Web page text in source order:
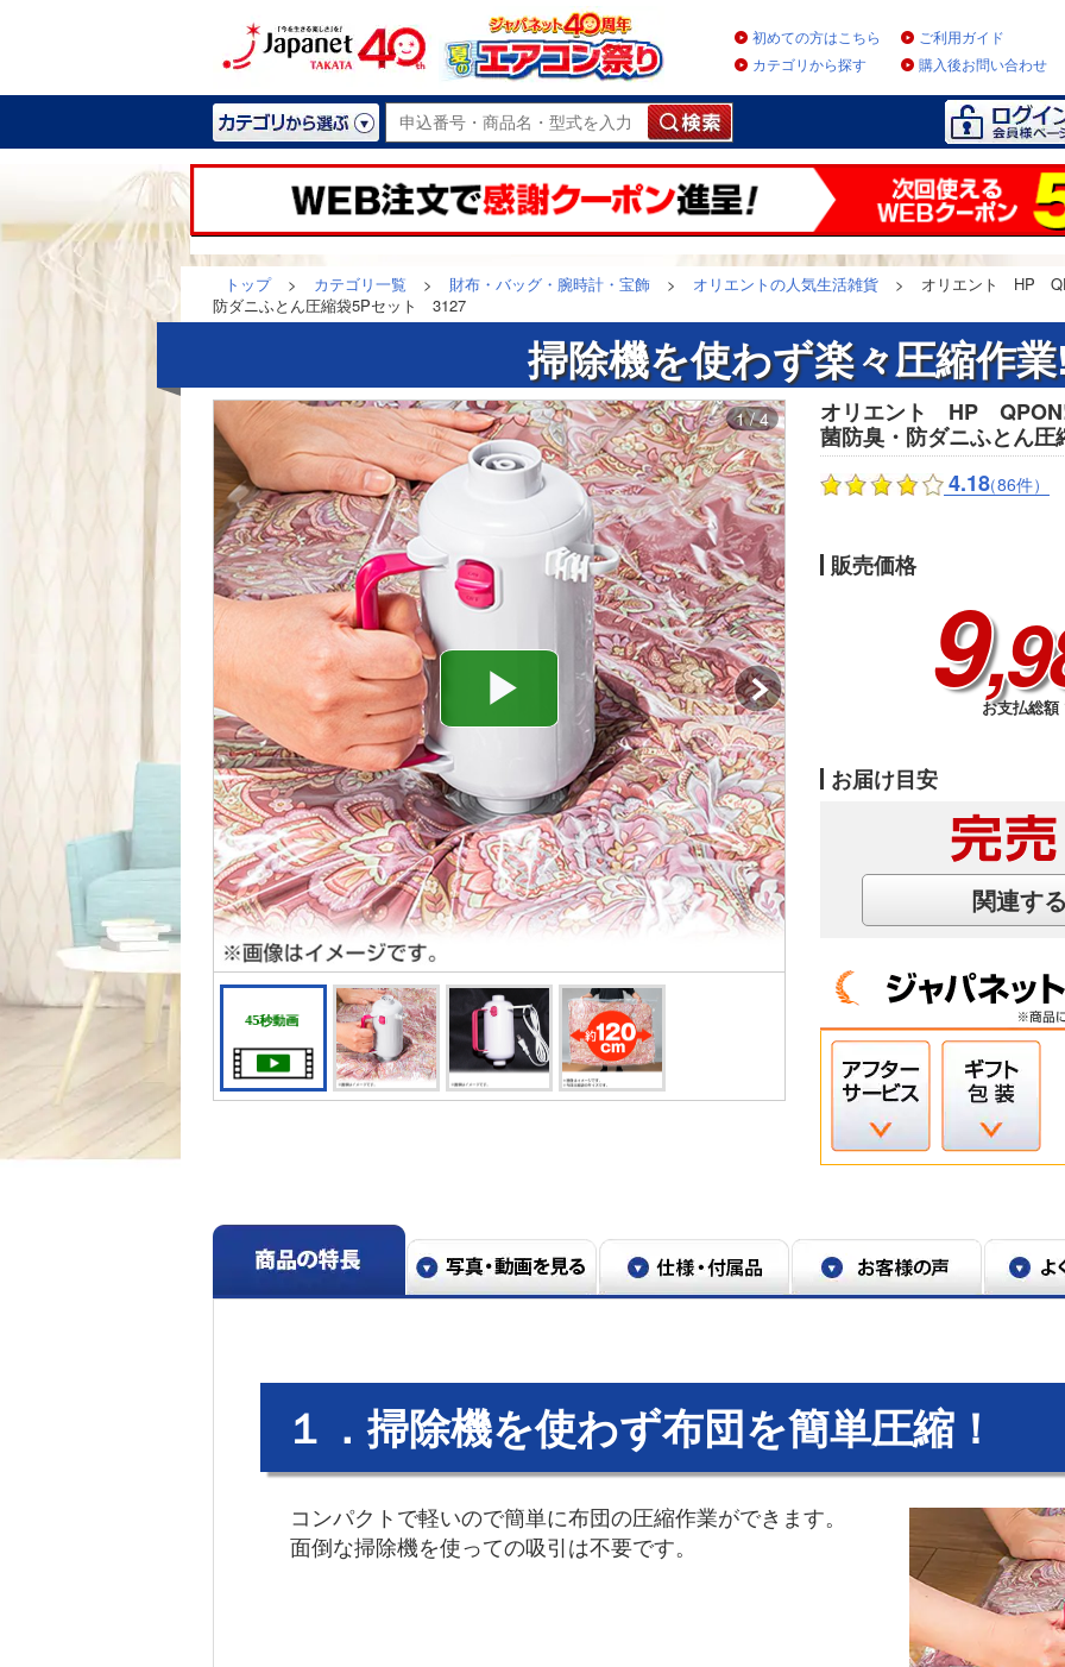
初めての方はこちら
ご利用ガイド
カテゴリから探す
購入後お問い合わせ
トップ > カテゴリ一覧 > 財布・バッグ・腕時計・宝飾 > オリエントの人気生活雑貨 >
オリエント HP
防ダニふとん圧縮袋5Pセット 3127
掃除機を使わず楽々圧縮作
1 / 4
45秒動画
オリエント HP
菌防臭・防ダニふとん
4.18（86件）
販売価格
9お支払総額
お届け目安
関連す
１．掃除機を使わず布団を簡単圧縮！
コンパクトで軽いので簡単に布団の圧縮作業ができます。
面倒な掃除機を使っての吸引は不要です。